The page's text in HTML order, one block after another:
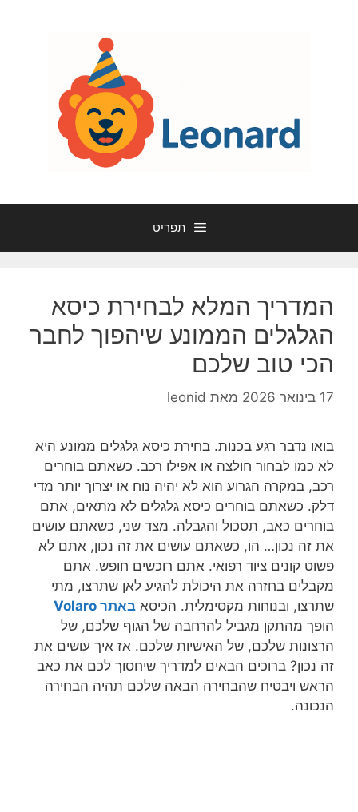
תפריט
המדריך המלא לבחירת כיסא
הגלגלים הממונע שיהפוך לחבר
הכי טוב שלכם
17 בינואר 2026 מאת leonid
בואו נדבר רגע בכנות. בחירת כיסא גלגלים ממונע היא
לא כמו לבחור חולצה או אפילו רכב. כשאתם בוחרים
רכב, במקרה הגרוע הוא לא יהיה נוח או יצרוך יותר מדי
דלק. כשאתם בוחרים כיסא גלגלים לא מתאים, אתם
בוחרים כאב, תסכול והגבלה. מצד שני, כשאתם עושים
את זה נכון… הו, כשאתם עושים את זה נכון, אתם לא
פשוט קונים ציוד רפואי. אתם רוכשים חופש. אתם
מקבלים בחזרה את היכולת להגיע לאן שתרצו, מתי
שתרצו, ובנוחות מקסימלית. הכיסא באתר Volaro
הופך מהתקן מגביל להרחבה של הגוף שלכם, של
הרצונות שלכם, של האישיות שלכם. אז איך עושים את
זה נכון? ברוכים הבאים למדריך שיחסוך לכם את כאב
הראש ויבטיח שהבחירה הבאה שלכם תהיה הבחירה
הנכונה.